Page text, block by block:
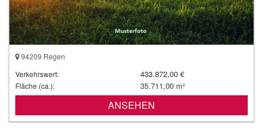
94209 Regen
Verkehrswert:
433.872,00 €
Fläche (ca.): 35.711,00 m²
ANSEHEN